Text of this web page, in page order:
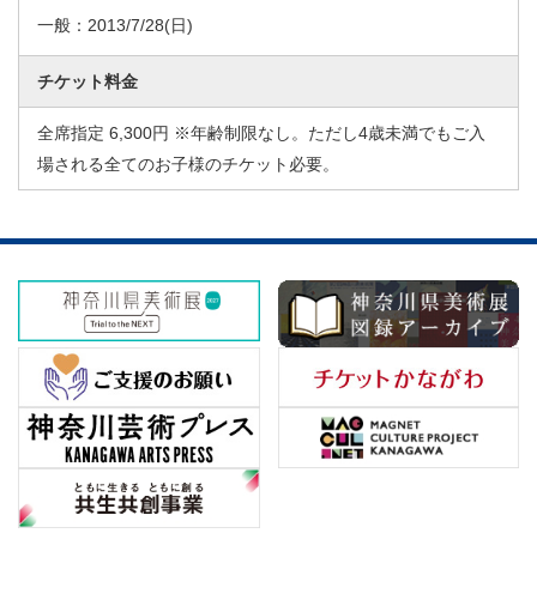
一般： 2013/7/28(日)
チケット料金
全席指定 6,300円 ※年齢制限なし。ただし4歳未満でもご入
場される全てのお子様のチケット必要。